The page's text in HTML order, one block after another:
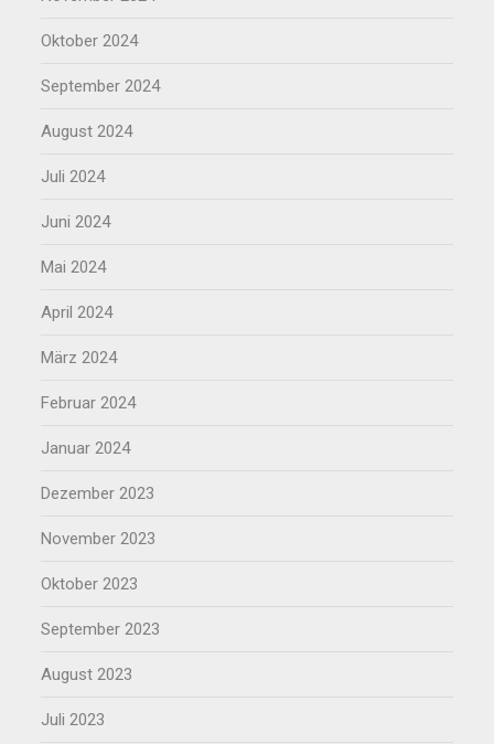
Oktober 2024
September 2024
August 2024
Juli 2024
Juni 2024
Mai 2024
April 2024
März 2024
Februar 2024
Januar 2024
Dezember 2023
November 2023
Oktober 2023
September 2023
August 2023
Juli 2023